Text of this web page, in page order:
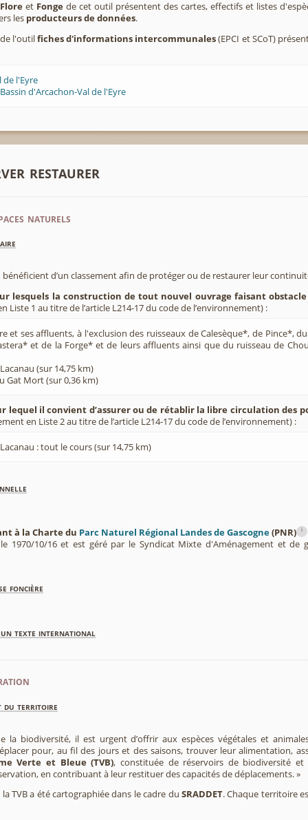
Flore et Fonge de cet outil présentent des cartes, effectifs et listes
les producteurs de données.
de l'outilfiches d'informations intercommunales(EPCI et SCoT)
de l'Eyre
d'Arcachon-Val de l'Eyre
restaurer
naturels
bénéficient d’un classement afin de protéger ou de restaurer leur
lesquels la construction de tout nouvel ouvrage faisant
Liste 1 au titre de l’article L214-17 du code de l’environnement) :
et ses affluents, à l'exclusion des ruisseaux de Calesèque*, de Pince*,
et de la Forge* et de leurs affluents ainsi que du ruisseau de
(sur 14,75 km)
Gat Mort (sur 0,36 km)
lequel il convient d’assurer ou de rétablir la libre circulation des
en Liste 2 au titre de l’article L214-17 du code de l’environnement) :
: tout le cours (sur 14,75 km)
à la Charte du Parc Naturel Régional Landes de Gascogne(PNR) i
1970/10/16 et est géré par le Syndicat Mixte d'Aménagement et de
foncière
texte international
du territoire
la biodiversité, il est urgent d’offrir aux espèces végétales et
pour, au fil des jours et des saisons, trouver leur alimentation,
Verte et Bleue (TVB), constituée de réservoirs de biodiversité
en contribuant à leur restituer des capacités de déplacements. »
TVB a été cartographiée dans le cadre du SRADDET. Chaque territoire